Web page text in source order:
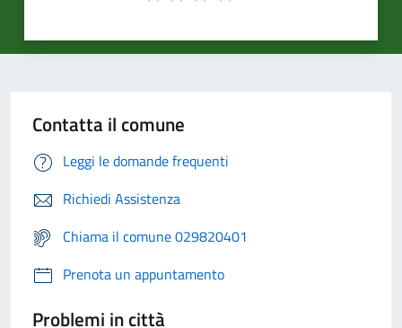
Contatta il comune
Leggi le domande frequenti
Richiedi Assistenza
Chiama il comune 029820401
Prenota un appuntamento
Problemi in città